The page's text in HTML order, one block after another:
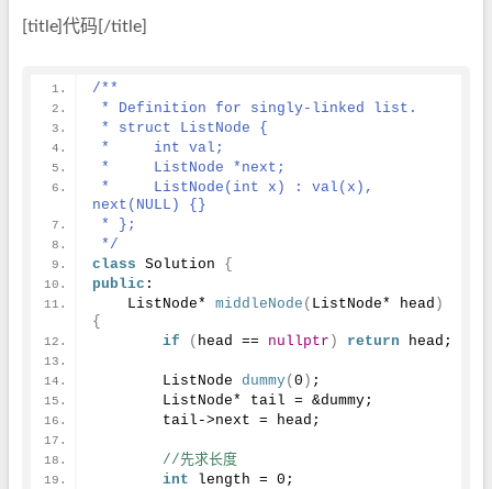
[title]代码[/title]
/**
* Definition for singly-linked list.
* struct ListNode {
*     int val;
*     ListNode *next;
next(NULL) {}
* };
*/
class Solution {
public :
    ListNode*
middleNode ( ListNode* head )
{
if
( head == nullptr ) return head;
        ListNode
dummy( 0 ) ;
        ListNode* tail = &dummy;
        tail->next = head;
//先求长度
int length = 0 ;